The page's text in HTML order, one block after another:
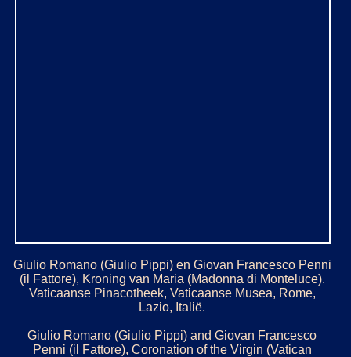
Giulio Romano (Giulio Pippi) en Giovan Francesco Penni
(il Fattore), Kroning van Maria (Madonna di Monteluce).
Vaticaanse Pinacotheek, Vaticaanse Musea, Rome,
Lazio, Italië.
Giulio Romano (Giulio Pippi) and Giovan Francesco
Penni (il Fattore), Coronation of the Virgin (Vatican